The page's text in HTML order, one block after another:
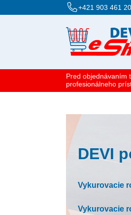
+421 903 461
Pred objednávaním
profesionálneho
DEVI
Vykurovacie
Vykurovacie